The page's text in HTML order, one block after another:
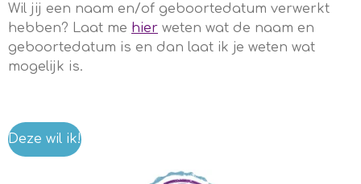
Wil jij een naam en/of geboortedatum verwerkt
hebben? Laat me hier weten wat de naam en
geboortedatum is en dan laat ik je weten wat
mogelijk is.
Deze wil ik!